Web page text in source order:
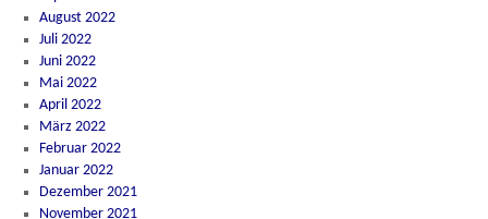
August 2022
Juli 2022
Juni 2022
Mai 2022
April 2022
März 2022
Februar 2022
Januar 2022
Dezember 2021
November 2021